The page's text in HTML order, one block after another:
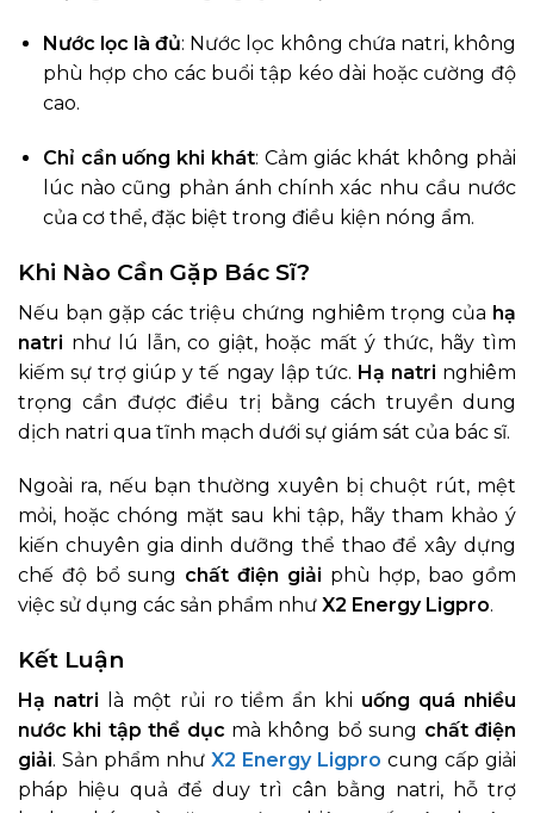
Nước lọc là đủ: Nước lọc không chứa natri, không
phù hợp cho các buổi tập kéo dài hoặc cường độ
cao.
Chỉ cần uống khi khát: Cảm giác khát không phải
lúc nào cũng phản ánh chính xác nhu cầu nước
của cơ thể, đặc biệt trong điều kiện nóng ẩm.
Khi Nào Cần Gặp Bác Sĩ?
Nếu bạn gặp các triệu chứng nghiêm trọng của hạ
natri như lú lẫn, co giật, hoặc mất ý thức, hãy tìm
kiếm sự trợ giúp y tế ngay lập tức. Hạ natri nghiêm
trọng cần được điều trị bằng cách truyền dung
dịch natri qua tĩnh mạch dưới sự giám sát của bác sĩ.
Ngoài ra, nếu bạn thường xuyên bị chuột rút, mệt
mỏi, hoặc chóng mặt sau khi tập, hãy tham khảo ý
kiến chuyên gia dinh dưỡng thể thao để xây dựng
chế độ bổ sung chất điện giải phù hợp, bao gồm
việc sử dụng các sản phẩm như X2 Energy Ligpro.
Kết Luận
Hạ natri là một rủi ro tiềm ẩn khi uống quá nhiều
nước khi tập thể dục mà không bổ sung chất điện
giải. Sản phẩm như X2 Energy Ligpro cung cấp giải
pháp hiệu quả để duy trì cân bằng natri, hỗ trợ